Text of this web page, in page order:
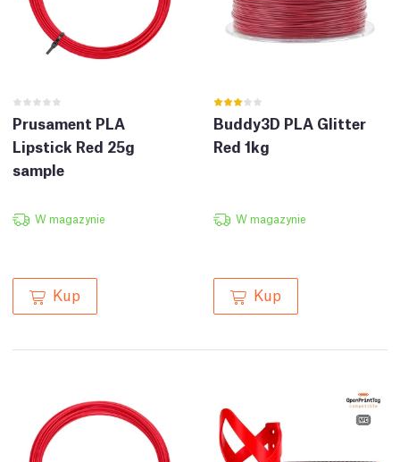
Prusament PLA
Lipstick Red 25g
sample
W magazynie
Kup
Buddy3D PLA Glitter
Red 1kg
W magazynie
Kup